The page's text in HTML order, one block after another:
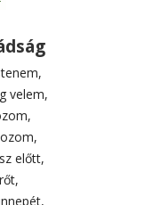
velem,
előtt,